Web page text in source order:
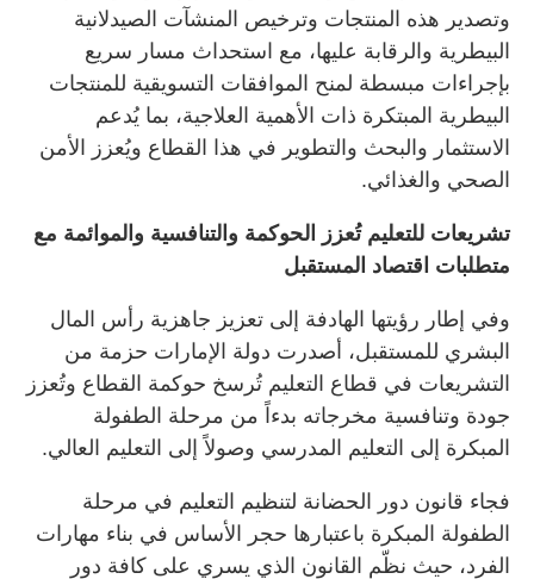
وتصدير هذه المنتجات وترخيص المنشآت الصيدلانية
البيطرية والرقابة عليها، مع استحداث مسار سريع
بإجراءات مبسطة لمنح الموافقات التسويقية للمنتجات
البيطرية المبتكرة ذات الأهمية العلاجية، بما يُدعم
الاستثمار والبحث والتطوير في هذا القطاع ويُعزز الأمن
الصحي والغذائي.
تشريعات للتعليم تُعزز الحوكمة والتنافسية والموائمة مع
متطلبات اقتصاد المستقبل
وفي إطار رؤيتها الهادفة إلى تعزيز جاهزية رأس المال
البشري للمستقبل، أصدرت دولة الإمارات حزمة من
التشريعات في قطاع التعليم تُرسخ حوكمة القطاع وتُعزز
جودة وتنافسية مخرجاته بدءاً من مرحلة الطفولة
المبكرة إلى التعليم المدرسي وصولاً إلى التعليم العالي.
فجاء قانون دور الحضانة لتنظيم التعليم في مرحلة
الطفولة المبكرة باعتبارها حجر الأساس في بناء مهارات
الفرد، حيث نظّم القانون الذي يسري على كافة دور